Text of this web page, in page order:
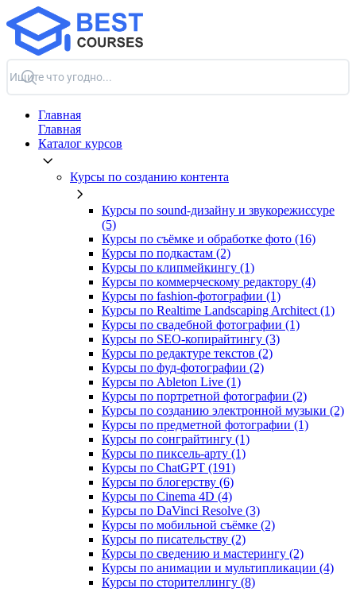
Главная
Главная
Каталог курсов
Курсы по созданию контента
Курсы по sound-дизайну и звукорежиссуре
(5)
Курсы по съёмке и обработке фото (16)
Курсы по подкастам (2)
Курсы по клипмейкингу (1)
Курсы по коммерческому редактору (4)
Курсы по fashion-фотографии (1)
Курсы по Realtime Landscaping Architect (1)
Курсы по свадебной фотографии (1)
Курсы по SEO-копирайтингу (3)
Курсы по редактуре текстов (2)
Курсы по фуд-фотографии (2)
Курсы по Ableton Live (1)
Курсы по портретной фотографии (2)
Курсы по созданию электронной музыки (2)
Курсы по предметной фотографии (1)
Курсы по сонграйтингу (1)
Курсы по пиксель-арту (1)
Курсы по ChatGPT (191)
Курсы по блогерству (6)
Курсы по Cinema 4D (4)
Курсы по DaVinci Resolve (3)
Курсы по мобильной съёмке (2)
Курсы по писательству (2)
Курсы по сведению и мастерингу (2)
Курсы по анимации и мультипликации (4)
Курсы по сторителлингу (8)